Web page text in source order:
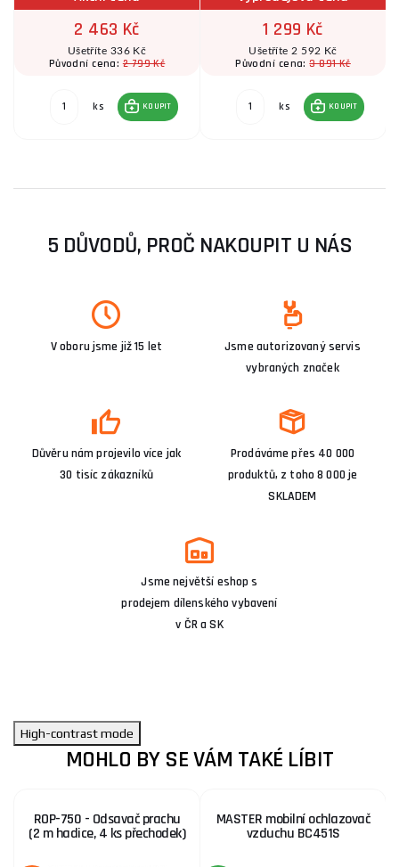
2 463 Kč
Ušetříte 336 Kč
Původní cena:2 799 Kč
ks KOUPIT
1 299 Kč
Ušetříte 2 592 Kč
Původní cena:3 891 Kč
ks KOUPIT
5 DŮVODŮ, PROČ NAKOUPIT U NÁS
V oboru jsme již 15 let
Jsme autorizovaný servis
vybraných značek
Důvěru nám projevilo více jak
30 tisíc zákazníků
Prodáváme přes 40 000
produktů, z toho 8 000 je
SKLADEM
Jsme největší eshop s
prodejem dílenského vybavení
v ČR a SK
High-contrast mode
MOHLO BY SE VÁM TAKÉ LÍBIT
ROP-750 - Odsavač prachu
(2 m hadice, 4 ks přechodek)
MASTER mobilní ochlazovač
vzduchu BC451S